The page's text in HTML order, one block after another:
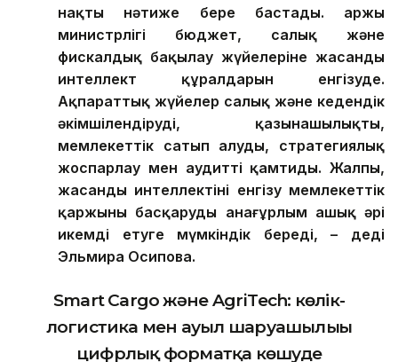
нақты нәтиже бере бастады. Қаржы
министрлігі бюджет, салық және
фискалдық бақылау жүйелеріне жасанды
интеллект құралдарын енгізуде.
Ақпараттық жүйелер салық және кедендік
әкімшілендіруді, қазынашылықты,
мемлекеттік сатып алуды, стратегиялық
жоспарлау мен аудитті қамтиды. Жалпы,
жасанды интеллектіні енгізу мемлекеттік
қаржыны басқаруды анағұрлым ашық әрі
икемді етуге мүмкіндік береді, – деді
Эльмира Осипова.
Smart Cargo және AgriTech: көлік-
логистика мен ауыл шаруашылығы
цифрлық форматқа көшуде